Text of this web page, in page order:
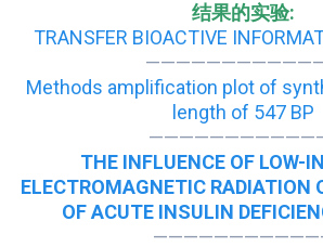
结果的实验:
TRANSFER BIOACTIVE
Methods amplification plot of
length of 547 BP
THE INFLUENCE OF LOW-
ELECTROMAGNETIC RADIATION
OF ACUTE INSULIN